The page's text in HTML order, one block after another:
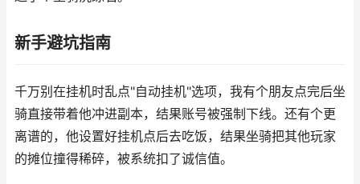
新手避坑指南
千万别在挂机时乱点"自动挂机"选项，我有个朋友点完后坐
骑直接带着他冲进副本，结果账号被强制下线。还有个更
离谱的，他设置好挂机点后去吃饭，结果坐骑把其他玩家
的摊位撞得稀碎，被系统扣了诚信值。